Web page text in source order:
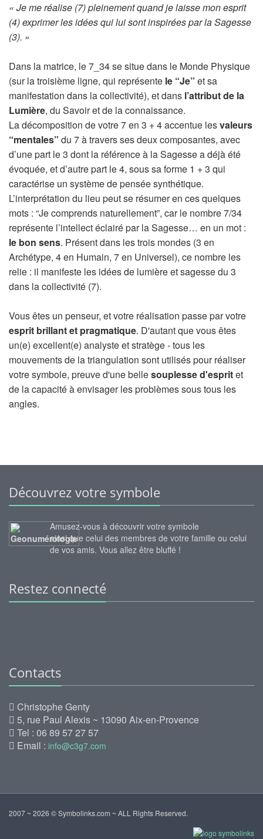
« Je me réalise (7) pleinement quand je laisse mon esprit
(4) exprimer les idées qui lui sont inspirées par la Sagesse
(3). »
Dans la matrice, le 7_34 se situe dans le Monde Physique
(sur la troisième ligne, qui représente le “Je” et sa
manifestation dans la collectivité), et dans l’attribut de la
Lumière, du Savoir et de la connaissance.
La décomposition de votre 7 en 3 + 4 accentue lesvaleurs
“mentales” du 7 à travers ses deux composantes, avec
d’une part le 3 dont la référence à la Sagesse a déjà été
évoquée, et d’autre part le 4, sous sa forme 1 + 3 qui
caractérise un système de pensée synthétique.
L’interprétation du lieu peut se résumer en ces quelques
mots : “Je comprends naturellement”, car le nombre 7/34
représente l’intellect éclairé par la Sagesse… en un mot :
le bon sens. Présent dans les trois mondes (3 en
Archétype, 4 en Humain, 7 en Universel), ce nombre les
relie : il manifeste les idées de lumière et sagesse du 3
dans la collectivité (7).
Vous êtes un penseur, et votre réalisation passe par votre
esprit brillant et pragmatique. D'autant que vous êtes
un(e) excellent(e) analyste et stratège - tous les
mouvements de la triangulation sont utilisés pour réaliser
votre symbole, preuve d'une bellesouplesse d'espritet
de la capacité à envisager les problèmes sous tous les
angles.
Découvrez votre symbole
Amusez-vous à découvrir votre symbole
ainsi que celui des membres de votre famille ou celui
de vos amis. Vous allez être bluffé !
Restez connecté
Contacts
Christophe Genty
5, rue Paul Alexis ~ 13090 Aix-en-Provence
Tel : 06 89 57 27 57
Email : info@c3g7.com
2007 ~ 2026 © Symbolinks.com ~ ALL Rights Reserved.